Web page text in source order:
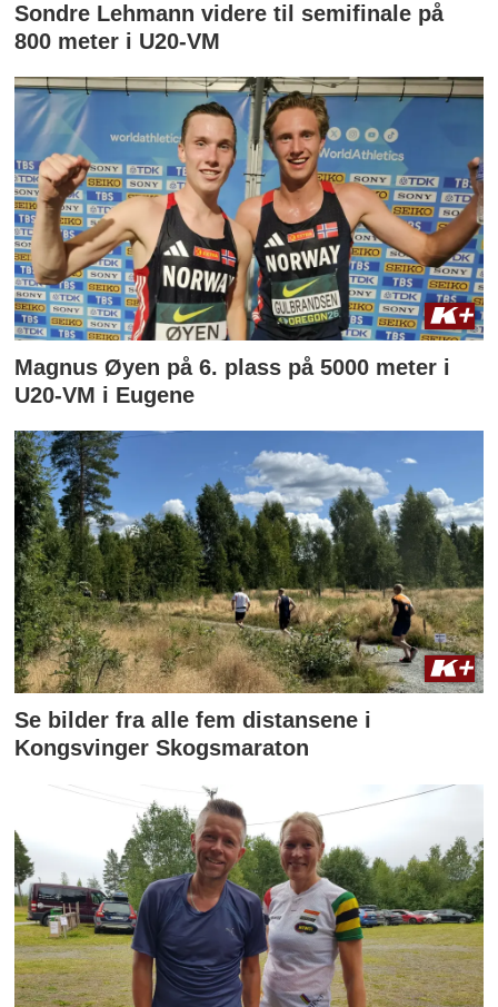
Sondre Lehmann videre til semifinale på
800 meter i U20-VM
Magnus Øyen på 6. plass på 5000 meter i
U20-VM i Eugene
Se bilder fra alle fem distansene i
Kongsvinger Skogsmaraton